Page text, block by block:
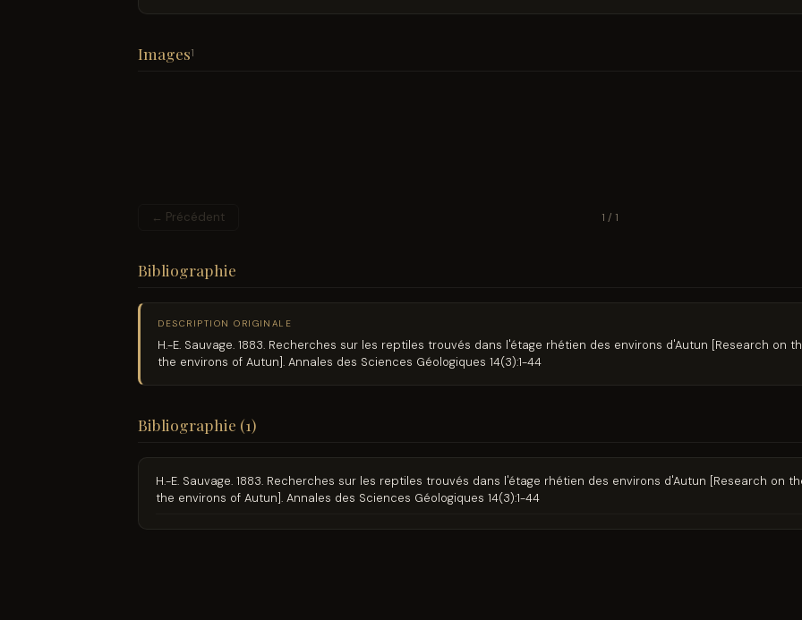
Images1
← Précédent 1 / 1
Bibliographie
DESCRIPTION ORIGINALE
H.-E. Sauvage. 1883. Recherches sur les reptiles trouvés dans l'étage rhétien des environs d'Autun [Research on
the environs of Autun]. Annales des Sciences Géologiques 14(3):1-44
Bibliographie (1)
H.-E. Sauvage. 1883. Recherches sur les reptiles trouvés dans l'étage rhétien des environs d'Autun [Research on
the environs of Autun]. Annales des Sciences Géologiques 14(3):1-44